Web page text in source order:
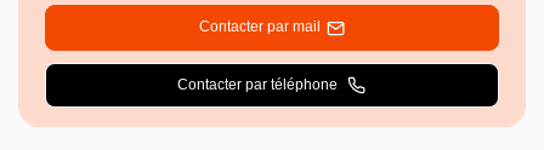
Contacter par mail
Contacter par téléphone